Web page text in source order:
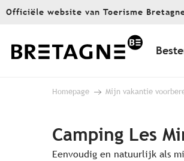
Aller
principal
Officiële website van Toerisme
Homepage Mijn vakantie
Camping Les
Eenvoudig en natuurlijk als